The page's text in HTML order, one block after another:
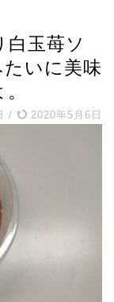
玉苺ソ
いに美味
/ 2020年5月6日